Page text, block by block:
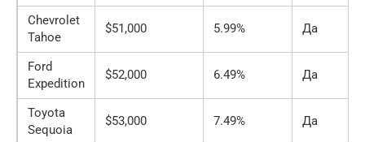
Chevrolet
Tahoe
$51,000 5.99% Да
Ford
Expedition
$52,000 6.49% Да
Toyota
Sequoia
$53,000 7.49% Да